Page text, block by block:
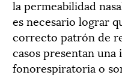
la permeabilidad
es necesario lograr
correcto patrón de
casos presentan
fonorespiratoria o